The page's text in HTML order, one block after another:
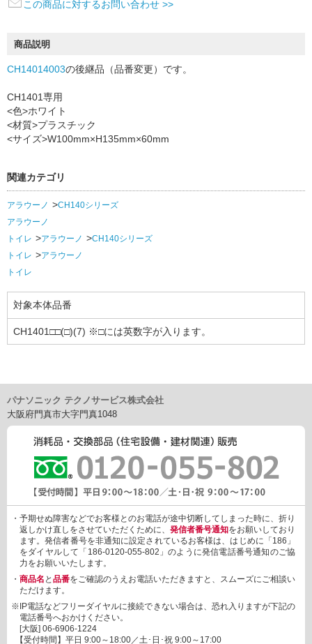
この商品に対するお問い合わせ >>
商品説明
CH14014003の後継品（品番変更）です。
CH1401専用
<色>ホワイト
<材質>プラスチック
<サイズ>W100mm×H135mm×60mm
関連カテゴリ
アラウーノ
CH140シリーズ
アラウーノ
トイレ
アラウーノ
CH140シリーズ
トイレ
アラウーノ
トイレ
対象本体品番
CH1401□□(□)(7) ※□には英数字が入ります。
パナソニック テクノサービス株式会社
大阪府門真市大字門真1048
・予期せぬ障害などでお客様とのお電話が途中切断してしまった時に、折り
返しかけ直しをさせていただくために、 発信者番号通知をお願いしており
ます。発信者番号を非通知に設定されているお客様は、はじめに「186」
をダイヤルして「186-0120-055-802」のように発信電話番号通知のご協
力をお願いいたします。
・ 商品名 と 品番をご確認のうえお電話いただきますと、スムーズにご相談い
ただけます。
※IP電話などフリーダイヤルに接続できない場合は、恐れ入りますが下記の
電話番号へおかけください。
[大阪] 06-6906-1224
【受付時間】平日 9:00～18:00／土･日･祝 9:00～17:00